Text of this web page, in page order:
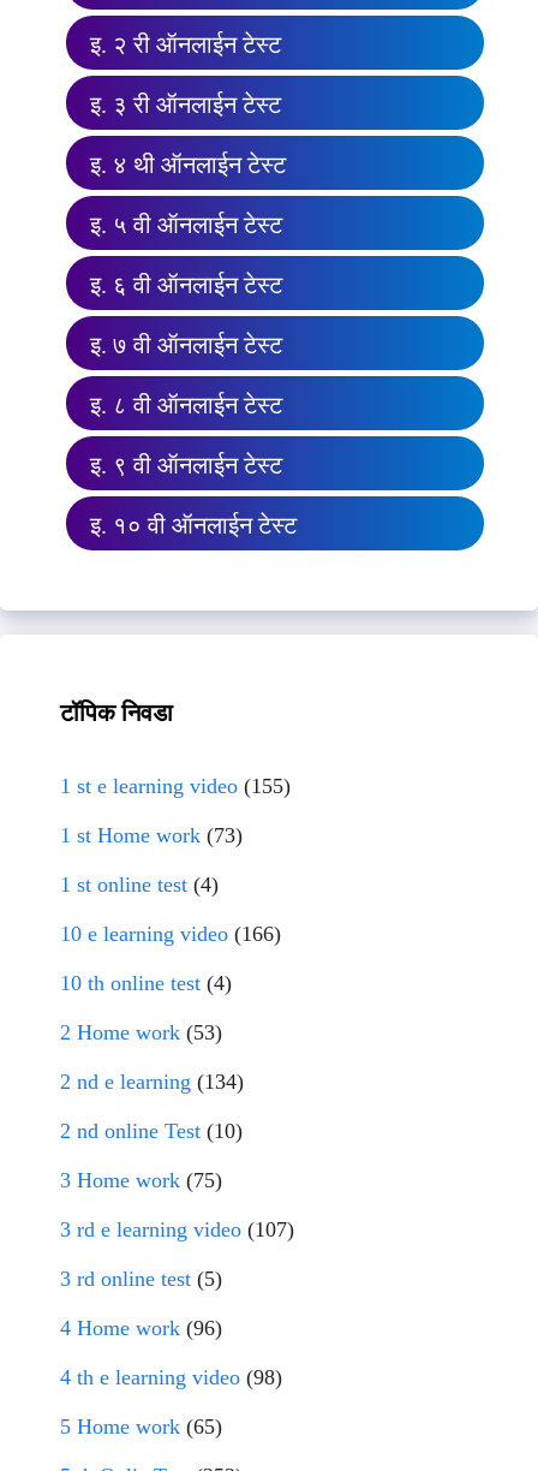
इ. २ री ऑनलाईन टेस्ट
इ. ३ री ऑनलाईन टेस्ट
इ. ४ थी ऑनलाईन टेस्ट
इ. ५ वी ऑनलाईन टेस्ट
इ. ६ वी ऑनलाईन टेस्ट
इ. ७ वी ऑनलाईन टेस्ट
इ. ८ वी ऑनलाईन टेस्ट
इ. ९ वी ऑनलाईन टेस्ट
इ. १० वी ऑनलाईन टेस्ट
टॉपिक निवडा
1 st e learning video (155)
1 st Home work (73)
1 st online test (4)
10 e learning video (166)
10 th online test (4)
2 Home work (53)
2 nd e learning (134)
2 nd online Test (10)
3 Home work (75)
3 rd e learning video (107)
3 rd online test (5)
4 Home work (96)
4 th e learning video (98)
5 Home work (65)